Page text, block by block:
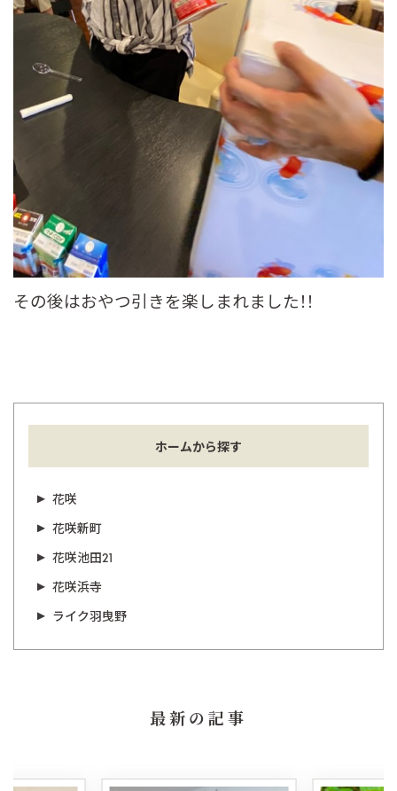
その後はおやつ引きを楽しまれました！！
ホームから探す
花咲
花咲新町
花咲池田21
花咲浜寺
ライク羽曳野
最新の記事